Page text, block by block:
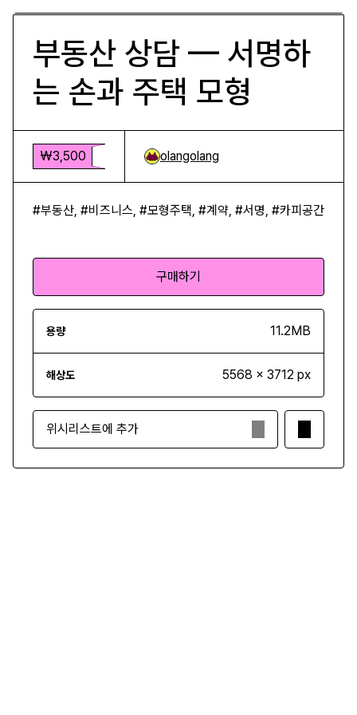
부동산 상담 — 서명하
는 손과 주택 모형
₩3,500 olangolang
#부동산, #비즈니스, #모형주택, #계약, #서명, #카피공간
구매하기
용량 11.2MB
해상도 5568 x 3712 px
위시리스트에 추가